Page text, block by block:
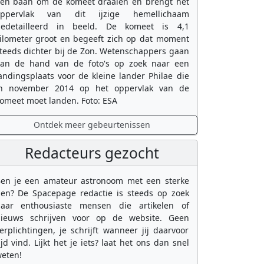
van dit ijzige hemellichaam
in beeld. De komeet is 4,1
groot en begeeft zich op dat moment
dichter bij de Zon. Wetenschappers gaan
de hand van de foto's op zoek naar een
voor de kleine lander Philae die
november 2014 op het oppervlak van de
moet landen. Foto: ESA
Ontdek meer gebeurtenissen
Redacteurs gezocht
je een amateur astronoom met een sterke
De Spacepage redactie is steeds op zoek
enthousiaste mensen die artikelen of
schrijven voor op de website. Geen
je schrijft wanneer jij daarvoor
vind. Lijkt het je iets? laat het ons dan snel